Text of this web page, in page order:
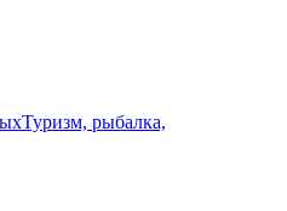
Туризм, рыбалка,